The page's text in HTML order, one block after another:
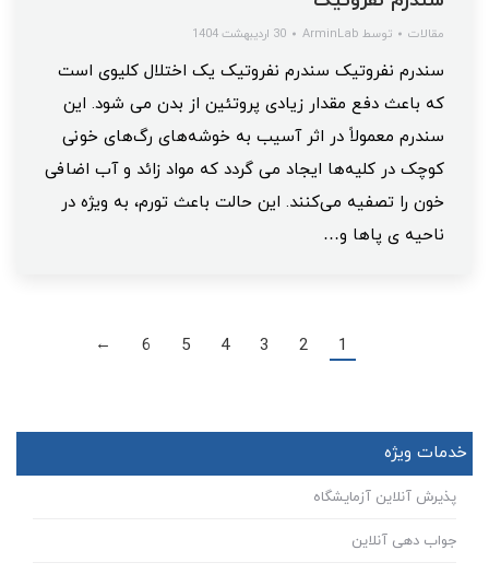
مقالات توسط ArminLab 30 اردیبهشت 1404
سندرم نفروتیک سندرم نفروتیک یک اختلال کلیوی است
که باعث دفع مقدار زیادی پروتئین از بدن می شود. این
سندرم معمولاً در اثر آسیب به خوشه‌های رگ‌های خونی
کوچک در کلیه‌ها ایجاد می‌ گردد که مواد زائد و آب اضافی
خون را تصفیه می‌کنند. این حالت باعث تورم، به ویژه در
ناحیه ی پاها و…
1
2
3
4
5
6
→
خدمات ویژه
پذیرش آنلاین آزمایشگاه
جواب دهی آنلاین